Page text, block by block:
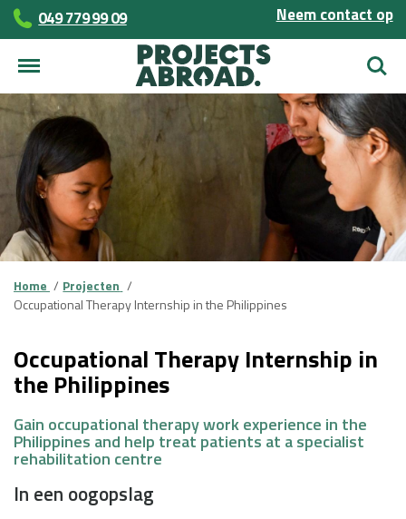
049 779 99 09 Neem contact op
Zoek
Home
Projecten
Occupational Therapy Internship in the Philippines
Occupational Therapy Internship in
the Philippines
Gain occupational therapy work experience in the
Philippines and help treat patients at a specialist
rehabilitation centre
In een oogopslag